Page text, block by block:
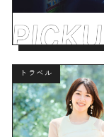
トラベル